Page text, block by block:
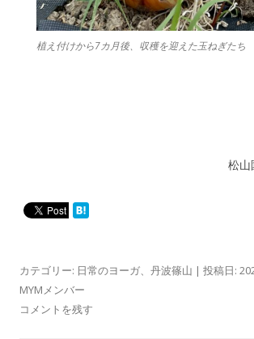
植え付けから7カ月後、収穫を迎えた玉ねぎたち
松山
カテゴリー: 日常のヨーガ、 丹波篠山 | 投稿日:
MYMメンバー
コメントを残す